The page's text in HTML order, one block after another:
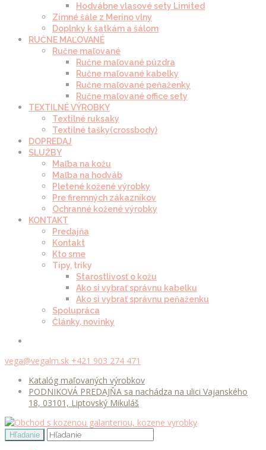
Hodvábne vlasové sety Limited
Zimné šále z Merino vlny
Doplnky k šatkám a šálom
RUČNE MAĽOVANÉ
Ručne maľované
Ručne maľované púzdra
Ručne maľované kabelky
Ručne maľované peňaženky
Ručne maľované office sety
TEXTILNÉ VÝROBKY
Textilné ruksaky
Textilné tašky(crossbody)
DOPREDAJ
SLUŽBY
Maľba na kožu
Maľba na hodváb
Pletené kožené výrobky
Pre firemných zákazníkov
Ochranné kožené výrobky
KONTAKT
Predajňa
Kontakt
Kto sme
Tipy, triky
Starostlivosť o kožu
Ako si vybrať správnu kabelku
Ako si vybrať správnu peňaženku
Spolupráca
Články, novinky
vega@vegalm.sk +421 903 274 471
Katalóg maľovaných výrobkov
PODNIKOVÁ PREDAJŇA sa nachádza na ulici Vajanského
18, 03101, Liptovský Mikuláš